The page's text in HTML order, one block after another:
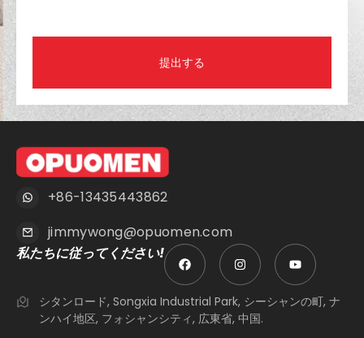
提出する
+86-13435443862
jimmywong@opuomen.com
私たちに従ってください!
シタンロード, Songxia Industrial Park, シーシャンの町, ナ
ンハイ地区, フォシャンシティ, 広東省, 中国.